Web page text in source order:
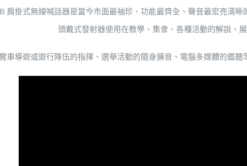
手
提
音
響
肩掛式無線喊話器是當今市面最袖珍、功能最齊全、聲音最宏亮清
頭戴式發射器使用在教學、集會、各種活動的解說、
車導遊或遊行隊伍的指揮、選舉活動的隨身擴音、電腦多媒體的鑑聽